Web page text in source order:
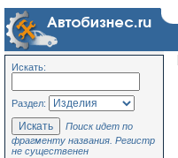
Искать:
Раздел:
Поиск идет по
фрагменту названия. Регистр
не существенен